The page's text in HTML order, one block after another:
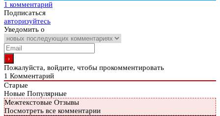
1 комментарий
Подписаться
авторизуйтесь
Уведомить о
Пожалуйста, войдите, чтобы прокомментировать
1 Комментарий
Старые
Новые Популярные
Межтекстовые Отзывы
Посмотреть все комментарии